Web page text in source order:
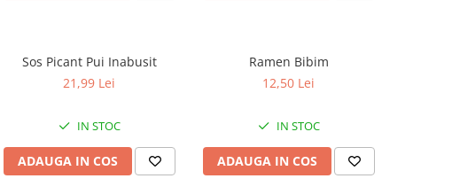
Sos Picant Pui Inabusit
21,99 Lei
IN STOC
ADAUGA IN COS
Ramen Bibim
12,50 Lei
IN STOC
ADAUGA IN COS